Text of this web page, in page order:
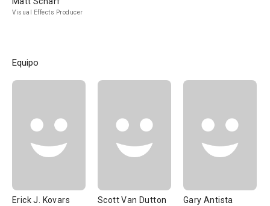
Visual Effects Producer
Equipo
Erick J. Kovars Scott Van Dutton Gary Antista